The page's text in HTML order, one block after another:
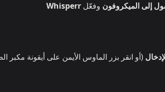
إلى الميكروفون وفعّل Whisperr
(أو انقر بزر الماوس الأيمن على أيقونة مكبر